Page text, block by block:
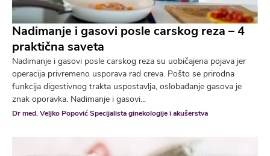
Nadimanje i gasovi posle carskog reza – 4
praktična saveta
Nadimanje i gasovi posle carskog reza su uobičajena pojava jer
operacija privremeno usporava rad creva. Pošto se prirodna
funkcija digestivnog trakta uspostavlja, oslobađanje gasova je
znak oporavka. Nadimanje i gasovi...
Dr med. Veljko Popović Specijalista ginekologije i akušerstva